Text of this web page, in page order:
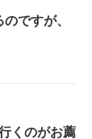
ですが、
くのがお薦